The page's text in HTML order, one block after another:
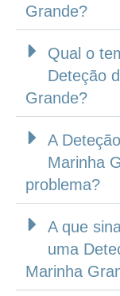
Grande?
Qual o
Deteção
Grande?
A
Marinha
problema?
A que
uma
Marinha